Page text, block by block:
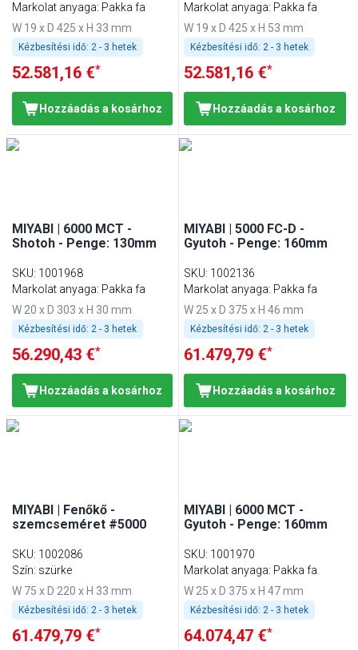
Markolat anyaga: Pakka fa
W 19 x D 425 x H 33 mm
Kézbesítési idő: 2 - 3 hetek
52.581,16 €*
Hozzáadás a kosárhoz
Markolat anyaga: Pakka fa
W 19 x D 425 x H 53 mm
Kézbesítési idő: 2 - 3 hetek
52.581,16 €*
Hozzáadás a kosárhoz
MIYABI | 6000 MCT -
Shotoh - Penge: 130mm
SKU: 1001968
Markolat anyaga: Pakka fa
W 20 x D 303 x H 30 mm
Kézbesítési idő: 2 - 3 hetek
56.290,43 €*
Hozzáadás a kosárhoz
MIYABI | 5000 FC-D -
Gyutoh - Penge: 160mm
SKU: 1002136
Markolat anyaga: Pakka fa
W 25 x D 375 x H 46 mm
Kézbesítési idő: 2 - 3 hetek
61.479,79 €*
Hozzáadás a kosárhoz
MIYABI | Fenőkő -
szemcseméret #5000
SKU: 1002086
Szín: szürke
W 75 x D 220 x H 33 mm
Kézbesítési idő: 2 - 3 hetek
61.479,79 €*
MIYABI | 6000 MCT -
Gyutoh - Penge: 160mm
SKU: 1001970
Markolat anyaga: Pakka fa
W 25 x D 375 x H 47 mm
Kézbesítési idő: 2 - 3 hetek
64.074,47 €*